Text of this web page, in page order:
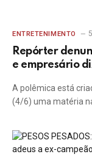
ENTRETENIMENTO
Repórter
e empresário
A polêmica está
(4/6) uma matéria